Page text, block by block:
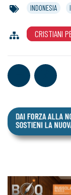
INDONESIA
CRISTIANI